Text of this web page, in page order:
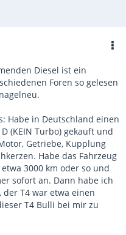
Diesel ist ein
Foren so gelesen
Habe in Deutschland einen
(KEIN Turbo) gekauft und
Getriebe, Kupplung
Habe das Fahrzeug
3000 km oder so und
sofort an. Dann habe ich
der T4 war etwa einen
T4 Bulli bei mir zu